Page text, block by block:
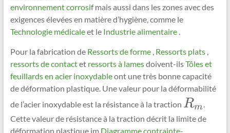
environnement corrosifmais aussi dans les zones avec des
exigences élevées en matière d’hygiène, comme le
Technologie médicaleet leIndustrie alimentaire.
Pour la fabrication deRessorts de forme, Ressorts plats,
ressorts de contactetressorts à lamesdoivent-ilsTôles et
feuillards en acier inoxydableont une très bonne capacité
de déformation plastique. Une valeur pour la déformabilité
de l’acier inoxydable est la résistance à la traction \Large
R_{{m}}
Rm
Cette valeur de résistance à la traction décrit la limite de
déformation plastique imDiagramme contrainte-